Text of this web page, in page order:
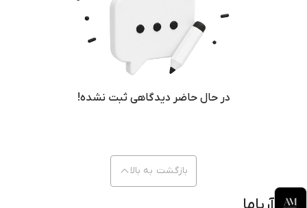
در حال حاضر دیدگاهی ثبت نشده!
بازگشت به بالا